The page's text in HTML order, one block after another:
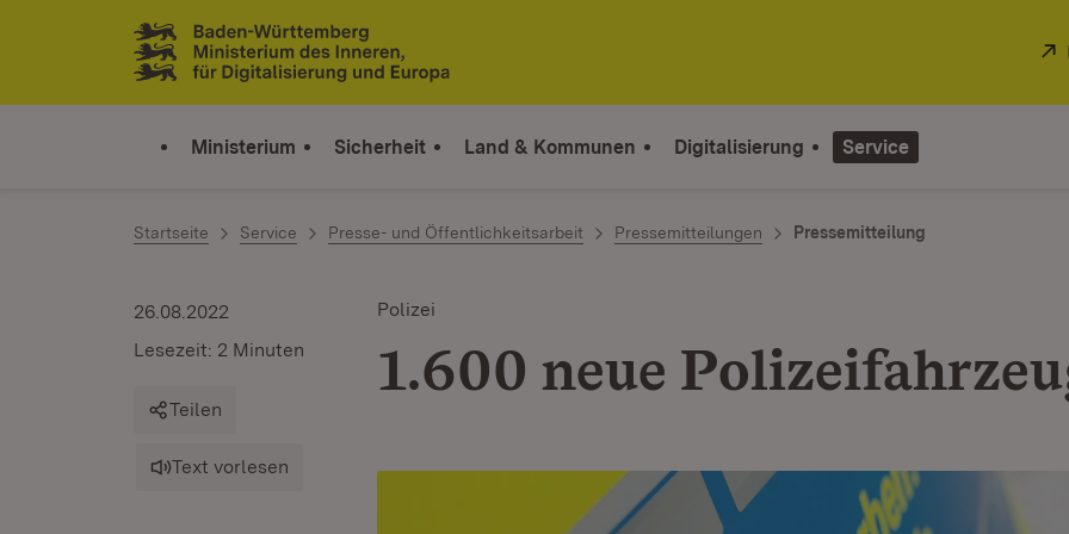
Zum Inhalt springen
Link zur Startseite
Ministerium Sicherheit Land & Kommunen Digitalisierung Service
Startseite Service Presse- und Öffentlichkeitsarbeit Pressemitteilungen Pressemitteilung
Polizei
1.600 neue
26.08.2022
Lesezeit: 2 Minuten
Teilen
Text vorlesen